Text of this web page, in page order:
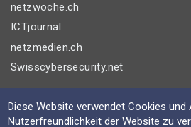
netzwoche.ch
ICTjournal
netzmedien.ch
Swisscybersecurity.net
© NETZMEDIEN AG 2026
Impressum
Diese Website verwendet Cookies und
Nutzerfreundlichkeit der Website zu